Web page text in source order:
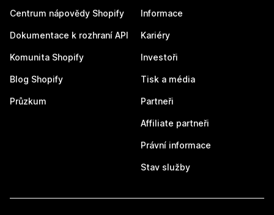
Centrum nápovědy Shopify
Dokumentace k rozhraní API
Komunita Shopify
Blog Shopify
Průzkum
Informace
Kariéry
Investoři
Tisk a média
Partneři
Affiliate partneři
Právní informace
Stav služby